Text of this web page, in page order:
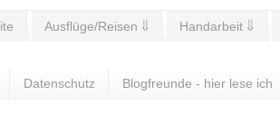
Ausflüge/Reisen ⇓ Handarbeit ⇓
Datenschutz Blogfreunde - hier lese ich